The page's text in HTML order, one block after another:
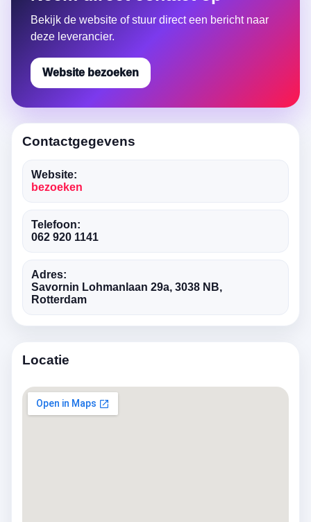
Bekijk de website of stuur direct een bericht naar
deze leverancier.
Website bezoeken
Contactgegevens
Website:
bezoeken
Telefoon:
062 920 1141
Adres:
Savornin Lohmanlaan 29a, 3038 NB,
Rotterdam
Locatie